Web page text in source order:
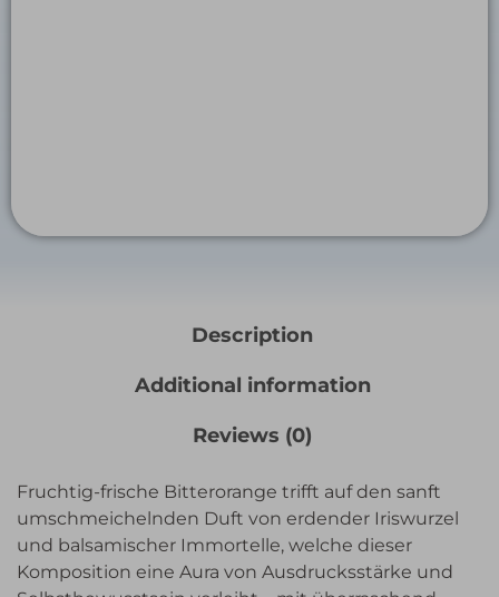
Description
Additional information
Reviews (0)
Fruchtig-frische Bitterorange trifft auf den sanft
umschmeichelnden Duft von erdender Iriswurzel
und balsamischer Immortelle, welche dieser
Komposition eine Aura von Ausdrucksstärke und